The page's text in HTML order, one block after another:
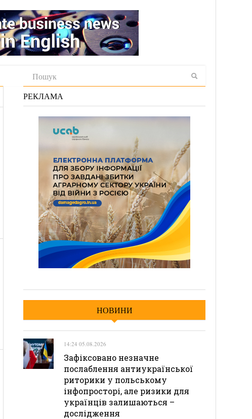
РЕКЛАМА
НОВИНИ
14:24 05.08.2026
Зафіксовано незначне
послаблення антиукраїнської
риторики у польському
інфопросторі, але ризики для
українців залишаються –
дослідження